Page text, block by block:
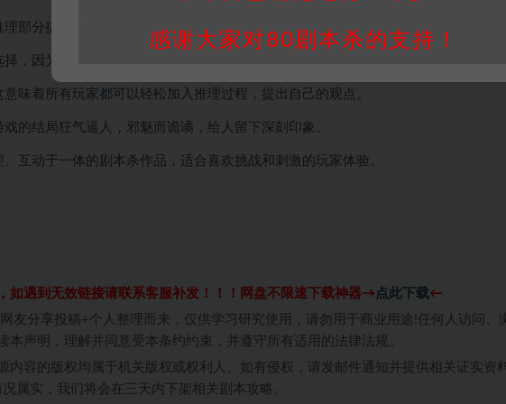
部分提供了新颖的体验。
，因为它在还原和案件设计上不会过于复杂，同时又能提供深刻的心理冲击和思考
味着所有玩家都可以轻松加入推理过程，提出自己的观点。
的结局狂气逼人，邪魅而诡谲，给人留下深刻印象。
互动于一体的剧本杀作品，适合喜欢挑战和刺激的玩家体验。
如遇到无效链接请联系客服补发！！！网盘不限速下载神器→ 点此下载←
友分享投稿+个人整理而来，仅供学习研究使用，请勿用于商业用途!任何人访问、
本声明，理解并同意受本条约约束，并遵守所有适用的法律法规。
内容的版权均属于机关版权或权利人。如有侵权，请发邮件通知并提供相关证实资料
属实，我们将会在三天内下架相关剧本攻略。
感谢大家对80剧本杀的支持！